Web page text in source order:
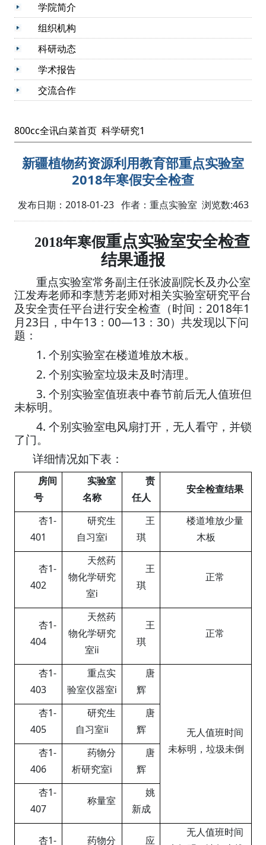
学院简介
组织机构
科研动态
学术报告
交流合作
800cc全讯白菜首页 科学研究1
新疆植物药资源利用教育部重点实验室
2018年寒假安全检查
发布日期：2018-01-23 作者：重点实验室 浏览数:463
2018年寒假重点实验室安全检查
结果通报
重点实验室常务副主任张波副院长及办公室
江发寿老师和李慧芳老师对相关实验室研究平台
及安全责任平台进行安全检查（时间： 2018年1
月 23 日，中午13 ： 00—13 ： 30）共发现以下问
题：
1. 个别实验室在楼道堆放木板。
2. 个别实验室垃圾未及时清理。
3. 个别实验室值班表中春节前后无人值班但
未标明。
4. 个别实验室电风扇打开，无人看守，并锁
了门。
详细情况如下表：
房间
号
实验室
名称
责
任人
安全检查结果
杏1-
401
研究生
自习室ⅰ
王
琪
楼道堆放少量
木板
杏1-
402
天然药
物化学研究
室ⅰ
王
琪
正常
杏1-
404
天然药
物化学研究
室ⅱ
王
琪
正常
杏1-
403
重点实
验室仪器室ⅰ
唐
辉
无人值班时间
未标明，垃圾未倒
杏1-
405
研究生
自习室ⅱ
唐
辉
杏1-
406
药物分
析研究室ⅰ
唐
辉
杏1-
407
称量室
姚
新成
杏1- 药物分 应
无人值班时间